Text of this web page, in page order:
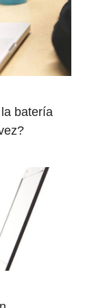
batería